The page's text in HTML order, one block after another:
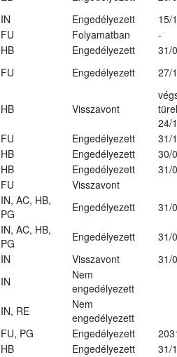
IN Engedélyezett
15/
FU Folyamatban
-
HB Engedélyezett
31/
FU Engedélyezett 27/
HB Visszavont
24/
FU Engedélyezett
31/
HB Engedélyezett
30/
HB Engedélyezett
31/
FU
Visszavont
IN, AC, HB,
PG
Engedélyezett
31/
IN, AC, HB,
PG
Engedélyezett
31/
IN Visszavont
31/
IN
Nem
engedélyezett
IN, RE
Nem
engedélyezett
FU, PG Engedélyezett
HB Engedélyezett
31/